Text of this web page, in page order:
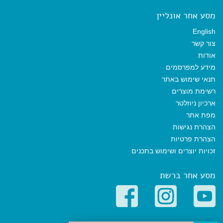
מסע אחר אונליין
English
צור קשר
אודות
מידע למפרסמים
תנאי שימוש באתר
רשימת מוצרים
ארכיון ניוזלטר
מפת אתר
הצהרת נגישות
הצהרת פרטיות
זכויות יוצרים ושימוש בתכנים
מסע אחר ברשת